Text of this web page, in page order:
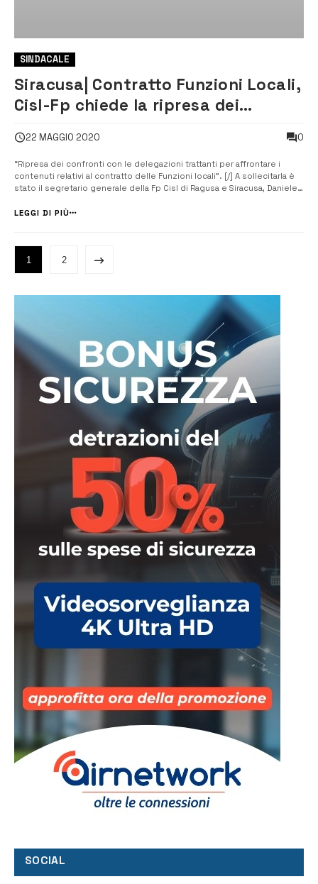
SINDACALE
Siracusa| Contratto Funzioni Locali,
Cisl-Fp chiede la ripresa dei
22 MAGGIO 2020 0
“Ripresa dei confronti con le delegazioni trattanti per affrontare i
contenuti relativi al contratto delle Funzioni locali”. [/] A sollecitarla è
stato il segretario generale della Fp Cisl di Ragusa e Siracusa, Daniele
della delegazione trattante, agli assessori al person...
LEGGI DI PIÙ
1 2
SOCIAL